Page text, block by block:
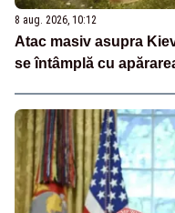
8 aug. 2026, 10:12
Atac masiv asupra
se întâmplă cu